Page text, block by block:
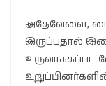
அதேவேளை,
இருப்பதால்
உருவாக்கப்பட